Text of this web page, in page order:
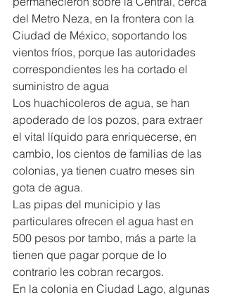
del Metro Neza, en la frontera con la
Ciudad de México, soportando los
vientos fríos, porque las autoridades
correspondientes les ha cortado el
suministro de agua
Los huachicoleros de agua, se han
apoderado de los pozos, para extraer
el vital líquido para enriquecerse, en
cambio, los cientos de familias de las
colonias, ya tienen cuatro meses sin
gota de agua.
Las pipas del municipio y las
particulares ofrecen el agua hast en
500 pesos por tambo, más a parte la
tienen que pagar porque de lo
contrario les cobran recargos.
En la colonia en Ciudad Lago, algunas